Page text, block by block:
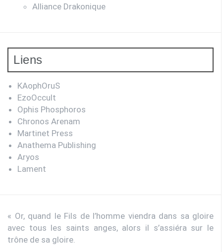
Alliance Drakonique
Liens
KAophOruS
EzoOccult
Ophis Phosphoros
Chronos Arenam
Martinet Press
Anathema Publishing
Aryos
Lament
« Or, quand le Fils de l’homme viendra dans sa gloire
avec tous les saints anges, alors il s’assiéra sur le
trône de sa gloire.